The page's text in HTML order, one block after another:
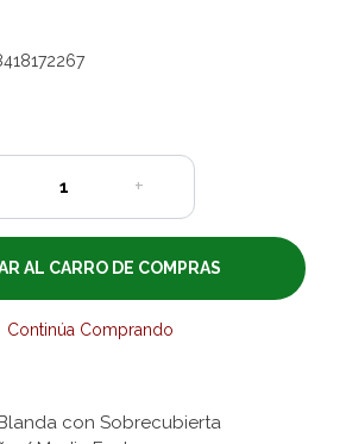
+
Continúa Comprando
con Sobrecubierta